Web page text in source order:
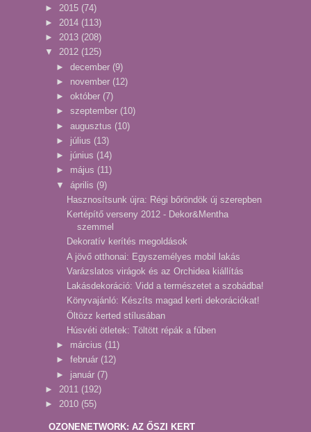
► 2015 (74)
► 2014 (113)
► 2013 (208)
▼ 2012 (125)
► december (9)
► november (12)
► október (7)
► szeptember (10)
► augusztus (10)
► július (13)
► június (14)
► május (11)
▼ április (9)
Hasznosítsunk újra: Régi bőröndök új szerepben
Kertépítő verseny 2012 - Dekor&Mentha
szemmel
Dekoratív kerítés megoldások
A jövő otthonai: Egyszemélyes mobil lakás
Varázslatos virágok és az Orchidea kiállítás
Lakásdekoráció: Vidd a természetet a szobádba!
Könyvajánló: Készíts magad kerti dekorációkat!
Öltözz kerted stílusában
Húsvéti ötletek: Töltött répák a fűben
► március (11)
► február (12)
► január (7)
► 2011 (192)
► 2010 (55)
OZONENETWORK: AZ ŐSZI KERT